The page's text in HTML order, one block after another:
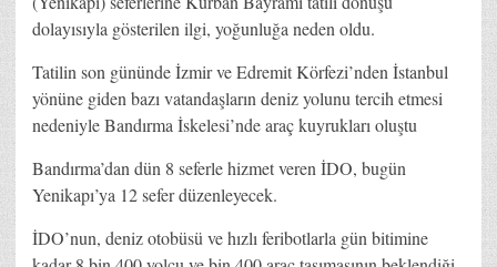
dolayısıyla gösterilen ilgi, yoğunluğa neden oldu.
Tatilin son gününde İzmir ve Edremit Körfezi’nden İstanbul
yönüne giden bazı vatandaşların deniz yolunu tercih etmesi
nedeniyle Bandırma İskelesi’nde araç kuyrukları oluştu
Bandırma’dan dün 8 seferle hizmet veren İDO, bugün
Yenikapı’ya 12 sefer düzenleyecek.
İDO’nun, deniz otobüsü ve hızlı feribotlarla gün bitimine